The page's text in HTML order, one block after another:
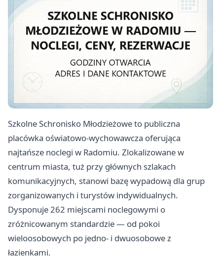
Szkolne Schronisko Młodzieżowe to publiczna
placówka oświatowo-wychowawcza oferująca
najtańsze noclegi w Radomiu. Zlokalizowane w
centrum miasta, tuż przy głównych szlakach
komunikacyjnych, stanowi bazę wypadową dla grup
zorganizowanych i turystów indywidualnych.
Dysponuje 262 miejscami noclegowymi o
zróżnicowanym standardzie — od pokoi
wieloosobowych po jedno- i dwuosobowe z
łazienkami.